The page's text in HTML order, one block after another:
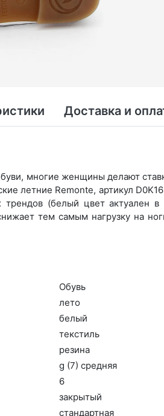
Доставка и
многие женщины делают
летние Remonte, артикул
(бе­лый цвет актуален
тем самым нагрузку на
Обувь
ле­то
бе­лый
текс­тиль
ре­зина
g (7) сред­няя
6
зак­ры­тый
стан­дарт­ная